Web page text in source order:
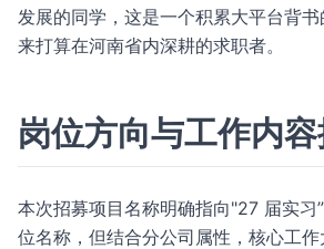
发展的同学，这是一个积累大平台背
来打算在河南省内深耕的求职者。
岗位方向与工作内容
本次招募项目名称明确指向"27 届实习
位名称，但结合分公司属性，核心工